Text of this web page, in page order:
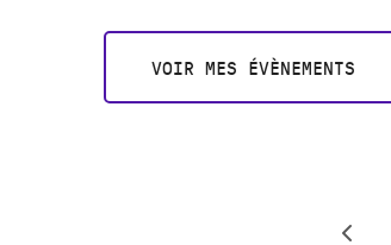
VOIR MES ÉVÈNEMENTS